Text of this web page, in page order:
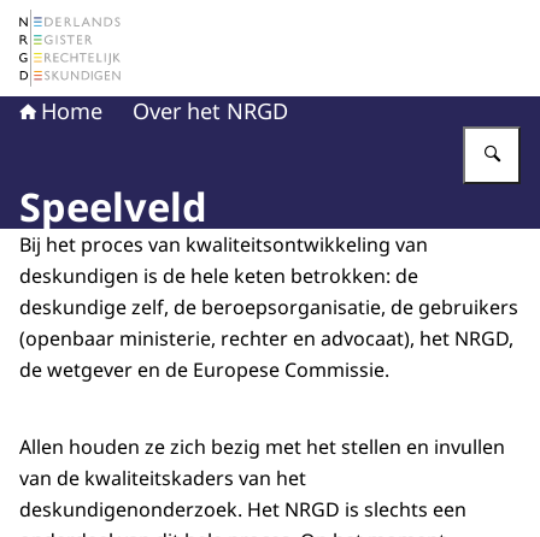
Naar de homepage van Nederlands Register
Home Over het NRGD
Speelveld
Bij het proces van kwaliteitsontwikkeling van
deskundigen is de hele keten betrokken: de
deskundige zelf, de beroepsorganisatie, de gebruikers
(openbaar ministerie, rechter en advocaat), het NRGD,
de wetgever en de Europese Commissie.
Allen houden ze zich bezig met het stellen en invullen
van de kwaliteitskaders van het
deskundigenonderzoek. Het NRGD is slechts een